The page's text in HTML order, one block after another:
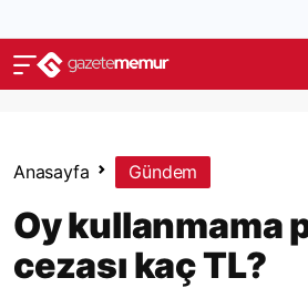
Anasayfa Gündem
Oy kullanmama
cezası kaç TL?